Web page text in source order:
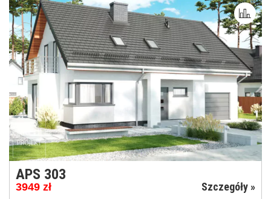
APS 303
3949 zł Szczegóły »